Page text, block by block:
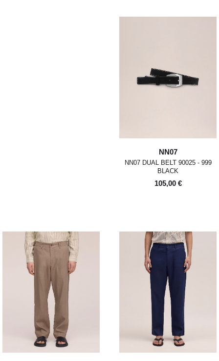
NN07
NN07 DUAL BELT 90025 - 999
BLACK
105,00 €